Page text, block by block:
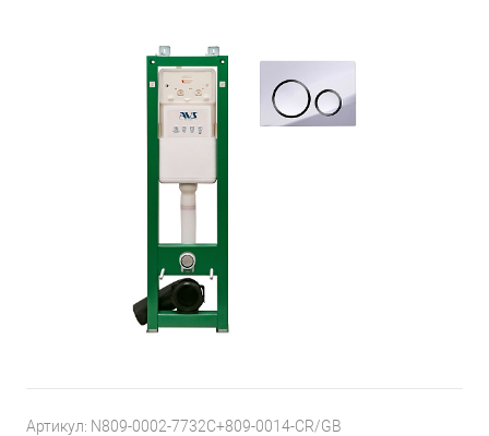
Артикул: N809-0002-7732C+809-0014-CR/GB